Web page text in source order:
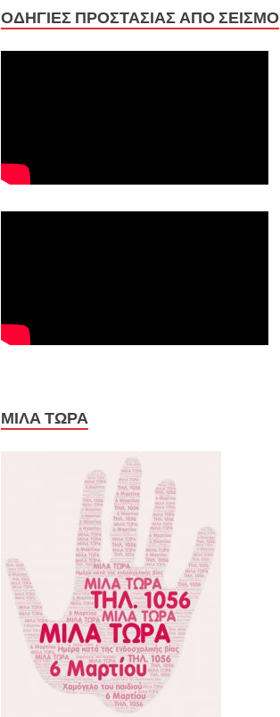
ΟΔΗΓΙΕΣ ΠΡΟΣΤΑΣΙΑΣ ΑΠΟ ΣΕΙΣΜΟ
ΜΙΛΑ ΤΩΡΑ